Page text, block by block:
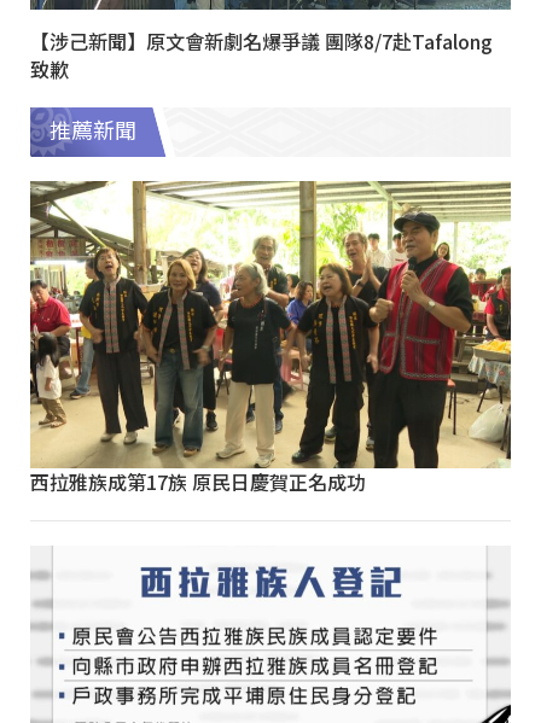
【涉己新聞】原文會新劇名爆爭議 團隊8/7赴Tafalong
致歉
推薦新聞
西拉雅族成第17族 原民日慶賀正名成功